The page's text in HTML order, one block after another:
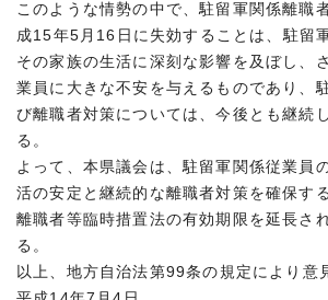
このような情勢の中で、駐留軍関係離職
成15年5月16日に失効することは、駐留
その家族の生活に深刻な影響を及ぼし、
業員に大きな不安を与えるものであり、
び離職者対策については、今後とも継続
る。
よって、本県議会は、駐留軍関係従業員
活の安定と継続的な離職者対策を確保す
離職者等臨時措置法の有効期限を延長さ
る。
以上、地方自治法第99条の規定により意